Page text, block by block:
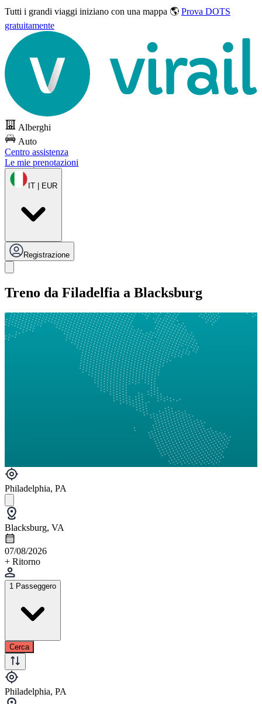
Tutti i grandi viaggi iniziano con una mappa 🌎 Prova DOTS
gratuitamente
Alberghi
Auto
Centro assistenza
Le mie prenotazioni
IT | EUR
Registrazione
Treno da Filadelfia a Blacksburg
Philadelphia, PA
Blacksburg, VA
07/08/2026
+ Ritorno
1 Passeggero
Cerca
Philadelphia, PA